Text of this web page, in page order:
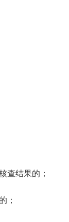
查结果的；
；